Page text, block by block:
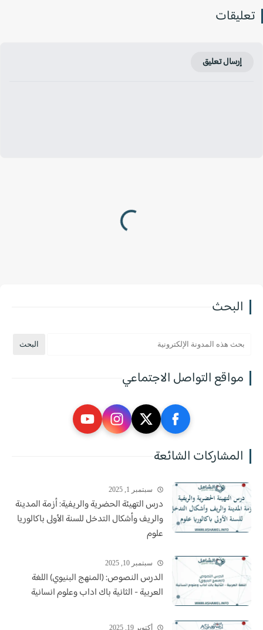
إرسال تعليق
البحث
مواقع التواصل الاجتماعي
المشاركات الشائعة
سبتمبر 1, 2025
درس التهيئة الحضرية والريفية: أزمة المدينة
والريف وأشكال التدخل للسنة الأولى باكالوريا
علوم
سبتمبر 10, 2025
الدرس النصوص: (المنهج البنيوي) اللغة
العربية - الثانية باك اداب وعلوم انسانية
أكتوبر 19, 2025